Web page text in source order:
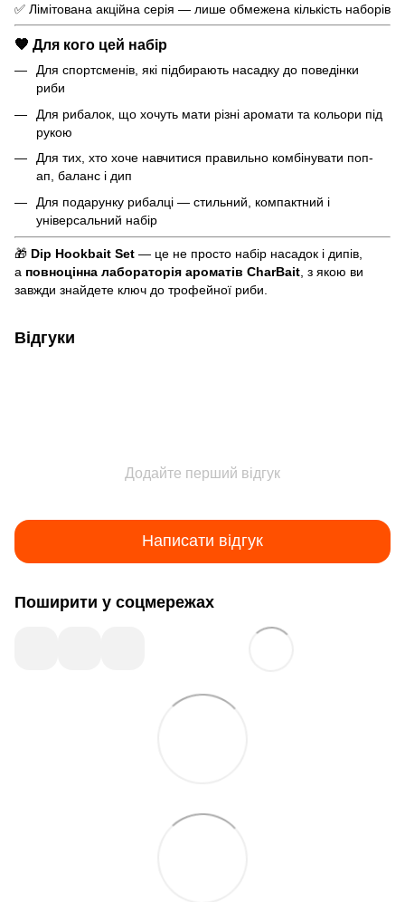
✅ Лімітована акційна серія — лише обмежена кількість наборів
🧡 Для кого цей набір
Для спортсменів, які підбирають насадку до поведінки
риби
Для рибалок, що хочуть мати різні аромати та кольори під
рукою
Для тих, хто хоче навчитися правильно комбінувати поп-
ап, баланс і дип
Для подарунку рибалці — стильний, компактний і
універсальний набір
🎁 Dip Hookbait Set — це не просто набір насадок і дипів,
а повноцінна лабораторія ароматів CharBait , з якою ви
завжди знайдете ключ до трофейної риби.
Відгуки
Додайте перший відгук
Написати відгук
Поширити у соцмережах